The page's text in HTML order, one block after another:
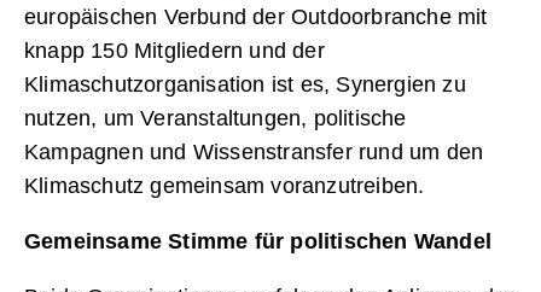
europäischen Verbund der Outdoorbranche mit
knapp 150 Mitgliedern und der
Klimaschutzorganisation ist es, Synergien zu
nutzen, um Veranstaltungen, politische
Kampagnen und Wissenstransfer rund um den
Klimaschutz gemeinsam voranzutreiben.
Gemeinsame Stimme für politischen Wandel